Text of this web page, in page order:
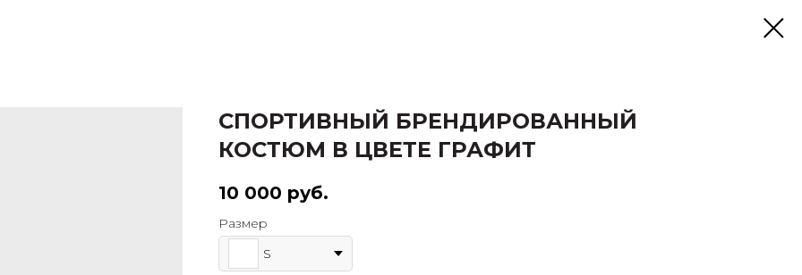
СПОРТИВНЫЙ БРЕНДИРОВАННЫЙ
КОСТЮМ В ЦВЕТЕ ГРАФИТ
10 000 руб.
Размер
S